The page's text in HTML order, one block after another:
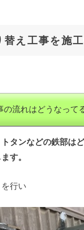
え工事を施工
の流れはどうなって
タンなどの鉄部は
す。
行い